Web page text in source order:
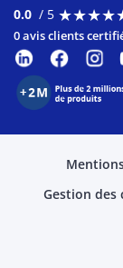
0.0 / 5 ★★★★
★★★★
0 avis clients
Gestion des